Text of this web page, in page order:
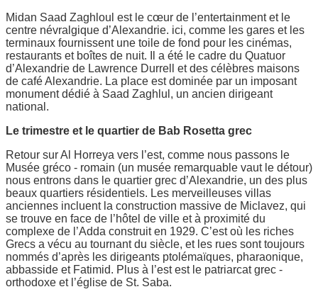
Midan Saad Zaghloul est le cœur de l’entertainment et le
centre névralgique d’Alexandrie. ici, comme les gares et les
terminaux fournissent une toile de fond pour les cinémas,
restaurants et boîtes de nuit. Il a été le cadre du Quatuor
d’Alexandrie de Lawrence Durrell et des célèbres maisons
de café Alexandrie. La place est dominée par un imposant
monument dédié à Saad Zaghlul, un ancien dirigeant
national.
Le trimestre et le quartier de Bab Rosetta grec
Retour sur Al Horreya vers l’est, comme nous passons le
Musée gréco - romain (un musée remarquable vaut le détour)
nous entrons dans le quartier grec d’Alexandrie, un des plus
beaux quartiers résidentiels. Les merveilleuses villas
anciennes incluent la construction massive de Miclavez, qui
se trouve en face de l’hôtel de ville et à proximité du
complexe de l’Adda construit en 1929. C’est où les riches
Grecs a vécu au tournant du siècle, et les rues sont toujours
nommés d’après les dirigeants ptolémaïques, pharaonique,
abbasside et Fatimid. Plus à l’est est le patriarcat grec -
orthodoxe et l’église de St. Saba.